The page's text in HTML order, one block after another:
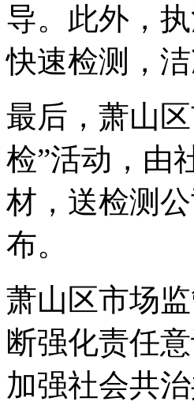
导。此外，
快速检测，
最后，萧山
检”活动，由
材，送检测
布。
萧山区市场
断强化责任
加强社会共